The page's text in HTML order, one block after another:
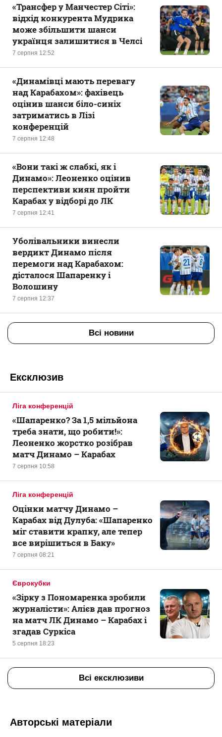
7 серпня 12:52
«Трансфер у Манчестер Сіті»:
відхід конкурента Мудрика
може збільшити шанси
українця залишитися в Челсі
7 серпня 12:48
«Динамівці мають перевагу
над Карабахом»: фахівець
оцінив шанси біло-синіх
затриматись в Лізі
конференцій
7 серпня 12:41
«Вони такі ж слабкі, як і
Динамо»: Леоненко оцінив
перспективи киян пройти
Карабах у відборі до ЛК
7 серпня 12:37
Уболівальники винесли
вердикт Динамо після
перемоги над Карабахом:
дісталося Шапаренку і
Волошину
Всі новини
Ексклюзив
Ліга конференцій
7 серпня 10:58
«Шапаренко? За 1,5 мільйона
треба знати, що робити!»:
Леоненко жорстко розібрав
матч Динамо – Карабах
Ліга конференцій
7 серпня 08:21
Оцінки матчу Динамо –
Карабах від Дулуба: «Шапаренко
міг ставити крапку, але тепер
все вирішиться в Баку»
Єврокубки
5 серпня 18:23
«Зірку з Пономаренка зробили
журналісти»: Алієв дав прогноз
на матч ЛК Динамо – Карабах і
згадав Суркіса
Всі ексклюзиви
Авторські матеріали